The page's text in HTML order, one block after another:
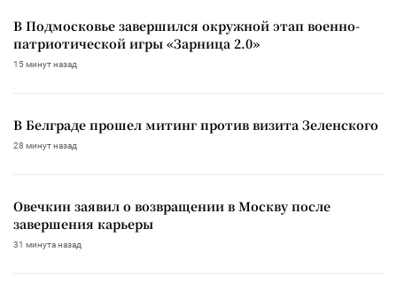
В Подмосковье завершился окружной этап военно-
патриотической игры «Зарница 2.0»
15 минут назад
В Белграде прошел митинг против визита Зеленского
28 минут назад
Овечкин заявил о возвращении в Москву после
завершения карьеры
31 минута назад